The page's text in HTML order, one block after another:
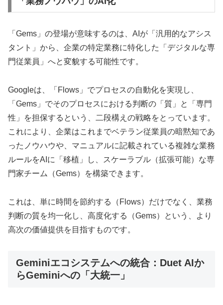
「Gems」の登場が意味するのは、AIが「汎用的なアシス
タント」から、企業の特定業務に特化した「デジタルな専
門従業員」へと変貌する可能性です。
Googleは、「Flows」でプロセスの自動化を実現し、
「Gems」でそのプロセスにおける判断の「質」と「専門
性」を担保するという、二段構えの戦略をとっています。
これにより、企業はこれまでベテラン従業員の暗黙知であ
ったノウハウや、マニュアルに記載されている複雑な業務
ルールをAIに「移植」し、スケーラブル（拡張可能）な専
門家チーム（Gems）を構築できます。
これは、単に時間を節約する（Flows）だけでなく、業務
判断の質を均一化し、高度化する（Gems）という、より
高次の価値提供を目指すものです。
Geminiエコシステムへの統合：Duet AIか
らGeminiへの「大統一」